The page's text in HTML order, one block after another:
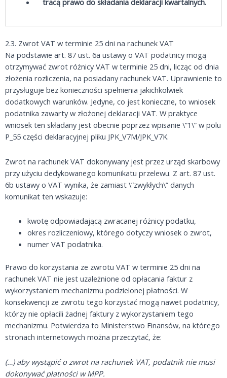
2.3. Zwrot VAT w terminie 25 dni na rachunek VAT
Na podstawie art. 87 ust. 6a ustawy o VAT podatnicy mogą
otrzymywać zwrot różnicy VAT w terminie 25 dni, licząc od dnia
złożenia rozliczenia, na posiadany rachunek VAT. Uprawnienie to
przysługuje bez konieczności spełnienia jakichkolwiek
dodatkowych warunków. Jedyne, co jest konieczne, to wniosek
podatnika zawarty w złożonej deklaracji VAT. W praktyce
wniosek ten składany jest obecnie poprzez wpisanie \”1\” w polu
P_55 części deklaracyjnej pliku JPK_V7M/JPK_V7K.
Zwrot na rachunek VAT dokonywany jest przez urząd skarbowy
przy użyciu dedykowanego komunikatu przelewu. Z art. 87 ust.
6b ustawy o VAT wynika, że zamiast \”zwykłych\” danych
komunikat ten wskazuje:
kwotę odpowiadającą zwracanej różnicy podatku,
okres rozliczeniowy, którego dotyczy wniosek o zwrot,
numer VAT podatnika.
Prawo do korzystania ze zwrotu VAT w terminie 25 dni na
rachunek VAT nie jest uzależnione od opłacania faktur z
wykorzystaniem mechanizmu podzielonej płatności. W
konsekwencji ze zwrotu tego korzystać mogą nawet podatnicy,
którzy nie opłacili żadnej faktury z wykorzystaniem tego
mechanizmu. Potwierdza to Ministerstwo Finansów, na którego
stronach internetowych można przeczytać, że:
(…) aby wystąpić o zwrot na rachunek VAT, podatnik nie musi
dokonywać płatności w MPP.